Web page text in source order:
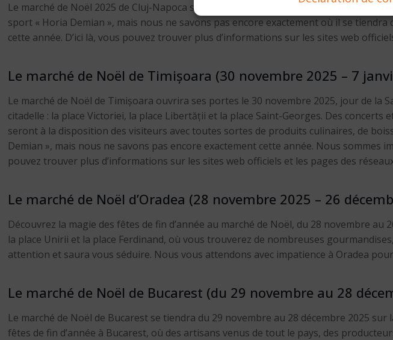
Le marché de Noël 2025 de Cluj-Napoca se tiendra du 21 novembre 2025 au 1er
sport « Horia Demian », mais nous ne savons pas encore exactement où il se
cette année. D’ici là, vous pouvez trouver plus d’informations sur les sites web
Le marché de Noël de Timișoara (30 novembre 2025 – 7
Le marché de Noël de Timișoara ouvrira ses portes le 30 novembre 2025, jour de la
citadelle : la place Victoriei, la place Libertății et la place Saint-Georges. Des
seront à la disposition des visiteurs avec toutes sortes de produits culinaires, de
Demian », mais nous ne savons pas encore exactement cette année. Nous
pouvez trouver plus d’informations sur les sites web officiels et les pages des
Le marché de Noël d’Oradea (28 novembre 2025 – 26
Découvrez la magie des fêtes de fin d’année au marché de Noël, du 28 novembre
la place Unirii et la place Ferdinand, où vous trouverez de nombreuses
attention et saura vous séduire. Nous vous attendons avec impatience à Oradea
Le marché de Noël de Bucarest (du 29 novembre au 28
Le marché de Noël de Bucarest se tiendra du 29 novembre au 28 décembre 2025
fêtes de fin d’année à Bucarest, où des artisans venus de tout le pays, des